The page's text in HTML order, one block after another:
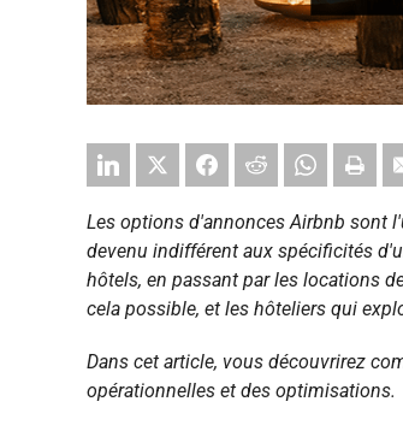
Les options d'annonces Airbnb sont
devenu indifférent aux spécificités
hôtels, en passant par les locations
cela possible, et les hôteliers qui
Dans cet article, vous découvrirez
opérationnelles et des optimisations.